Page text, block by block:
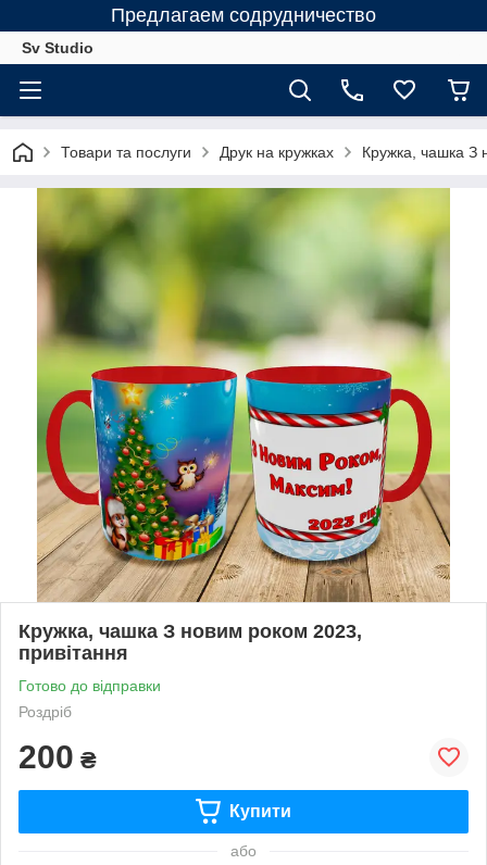
Предлагаем содрудничество
Sv Studio
Товари та послуги Друк на кружках Кружка, чашка З
Кружка, чашка З новим роком 2023,
привітання
Готово до відправки
Роздріб
200 ₴
Купити
або